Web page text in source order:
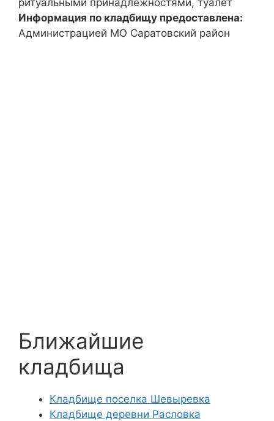
Информация по кладбищу предоставлена:
Администрацией МО Саратовский район
Ближайшие
кладбища
Кладбище поселка Шевыревка
Кладбище деревни Расловка